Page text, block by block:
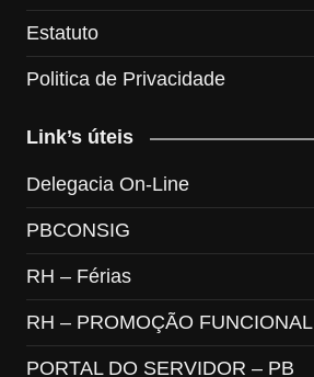
Estatuto
Politica de Privacidade
Link’s úteis
Delegacia On-Line
PBCONSIG
RH – Férias
RH – PROMOÇÃO FUNCIONAL
PORTAL DO SERVIDOR – PB